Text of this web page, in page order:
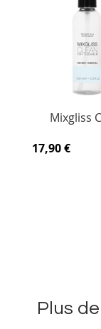
Mixgliss
17,90 €
Plus